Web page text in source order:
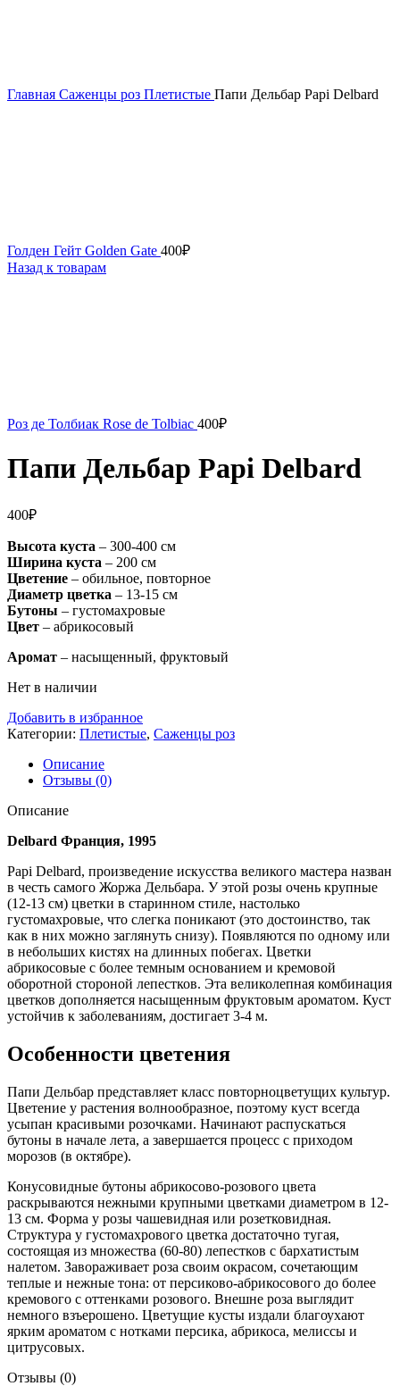
Главная Саженцы роз Плетистые Папи Дельбар Papi Delbard
Голден Гейт Golden Gate 400₽
Назад к товарам
Роз де Толбиак Rose de Tolbiac 400₽
Папи Дельбар Papi Delbard
400₽
Высота куста – 300-400 см
Ширина куста – 200 см
Цветение – обильное, повторное
Диаметр цветка – 13-15 см
Бутоны – густомахровые
Цвет – абрикосовый
Аромат – насыщенный, фруктовый
Нет в наличии
Добавить в избранное
Категории: Плетистые, Саженцы роз
Описание
Отзывы (0)
Описание
Delbard Франция, 1995
Papi Delbard, произведение искусства великого мастера назван
в честь самого Жоржа Дельбара. У этой розы очень крупные
(12-13 см) цветки в старинном стиле, настолько
густомахровые, что слегка поникают (это достоинство, так
как в них можно заглянуть снизу). Появляются по одному или
в небольших кистях на длинных побегах. Цветки
абрикосовые с более темным основанием и кремовой
оборотной стороной лепестков. Эта великолепная комбинация
цветков дополняется насыщенным фруктовым ароматом. Куст
устойчив к заболеваниям, достигает 3-4 м.
Особенности цветения
Папи Дельбар представляет класс повторноцветущих культур.
Цветение у растения волнообразное, поэтому куст всегда
усыпан красивыми розочками. Начинают распускаться
бутоны в начале лета, а завершается процесс с приходом
морозов (в октябре).
Конусовидные бутоны абрикосово-розового цвета
раскрываются нежными крупными цветками диаметром в 12-
13 см. Форма у розы чашевидная или розетковидная.
Структура у густомахрового цветка достаточно тугая,
состоящая из множества (60-80) лепестков с бархатистым
налетом. Завораживает роза своим окрасом, сочетающим
теплые и нежные тона: от персиково-абрикосового до более
кремового с оттенками розового. Внешне роза выглядит
немного взъерошено. Цветущие кусты издали благоухают
ярким ароматом с нотками персика, абрикоса, мелиссы и
цитрусовых.
Отзывы (0)